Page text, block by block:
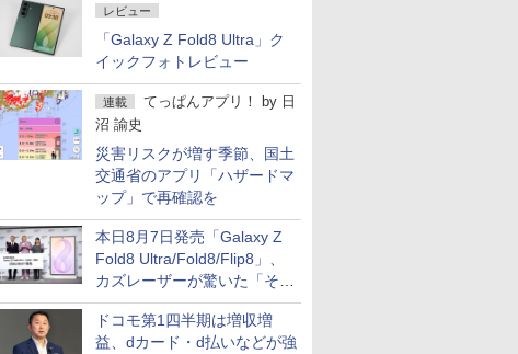
レビュー
「Galaxy Z Fold8 Ultra」ク
イックフォトレビュー
連載 てっぱんアプリ！ by 日
沼 諭史
災害リスクが増す季節、国土
交通省のアプリ「ハザードマ
ップ」で再確認を
本日8月7日発売「Galaxy Z
Fold8 Ultra/Fold8/Flip8」、
カズレーザーが驚いた「そば
屋のメニュー並みの薄さ」
ドコモ第1四半期は増収増
益、dカード・d払いなどが強